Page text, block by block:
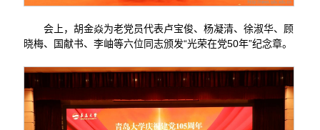
会上，胡金焱为老党员代表卢宝俊、杨凝清、徐淑华、顾
晓梅、国献书、李岫等六位同志颁发“光荣在党50年”纪念章。